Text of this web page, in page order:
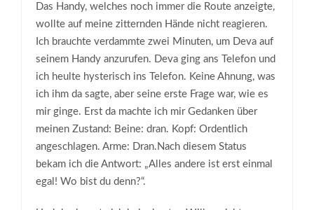
Das Handy, welches noch immer die Route anzeigte,
wollte auf meine zitternden Hände nicht reagieren.
Ich brauchte verdammte zwei Minuten, um Deva auf
seinem Handy anzurufen. Deva ging ans Telefon und
ich heulte hysterisch ins Telefon. Keine Ahnung, was
ich ihm da sagte, aber seine erste Frage war, wie es
mir ginge. Erst da machte ich mir Gedanken über
meinen Zustand: Beine: dran. Kopf: Ordentlich
angeschlagen. Arme: Dran.Nach diesem Status
bekam ich die Antwort: „Alles andere ist erst einmal
egal! Wo bist du denn?“.